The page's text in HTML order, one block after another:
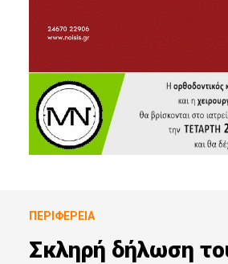
ΠΕΡΙΦΈΡΕΙΑ
Σκληρή δήλωση